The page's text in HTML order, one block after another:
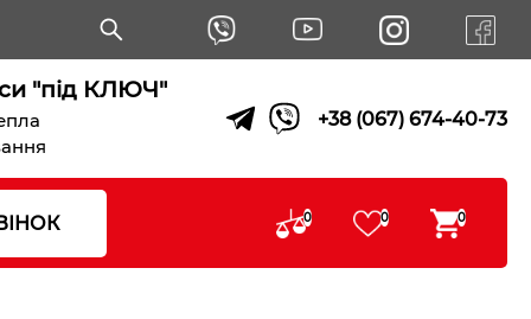
"під КЛЮЧ"
+38 (067) 674-40-73
0 0 0